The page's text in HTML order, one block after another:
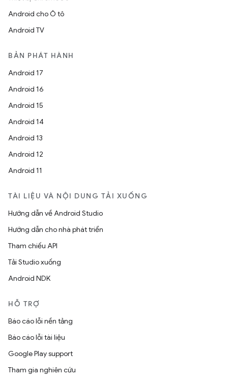
Android cho Ô tô
Android TV
BẢN PHÁT HÀNH
Android 17
Android 16
Android 15
Android 14
Android 13
Android 12
Android 11
TÀI LIỆU VÀ NỘI DUNG TẢI XUỐNG
Hướng dẫn về Android Studio
Hướng dẫn cho nhà phát triển
Tham chiếu API
Tải Studio xuống
Android NDK
HỖ TRỢ
Báo cáo lỗi nền tảng
Báo cáo lỗi tài liệu
Google Play support
Tham gia nghiên cứu